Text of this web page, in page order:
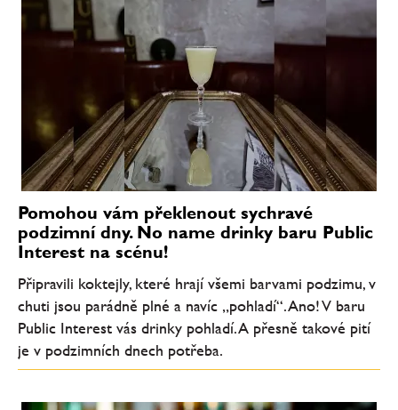
Pomohou vám překlenout sychravé
podzimní dny. No name drinky baru Public
Interest na scénu!
Připravili koktejly, které hrají všemi barvami podzimu, v
chuti jsou parádně plné a navíc „pohladí“. Ano! V baru
Public Interest vás drinky pohladí. A přesně takové pití
je v podzimních dnech potřeba.